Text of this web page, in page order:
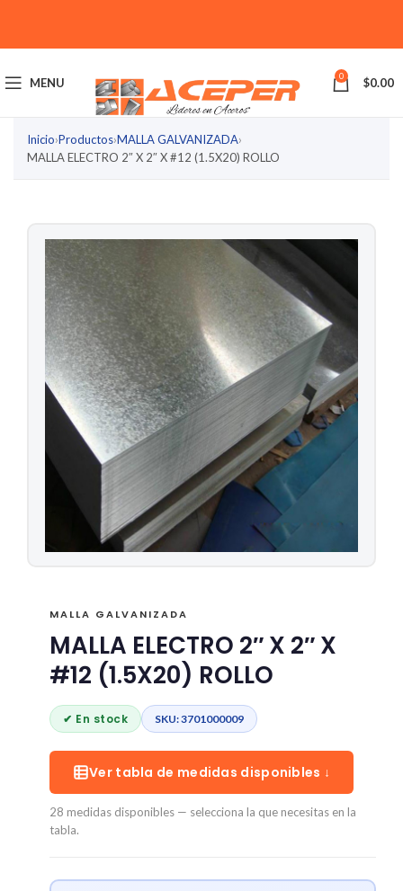
MENU 0 $0.00
Inicio›Productos›MALLA GALVANIZADA›
MALLA ELECTRO 2″ X 2″ X #12 (1.5X20) ROLLO
MALLA GALVANIZADA
MALLA ELECTRO 2″ X 2″ X
#12 (1.5X20) ROLLO
✔ En stock SKU: 3701000009
Ver tabla de medidas disponibles ↓
28 medidas disponibles — selecciona la que necesitas en la
tabla.